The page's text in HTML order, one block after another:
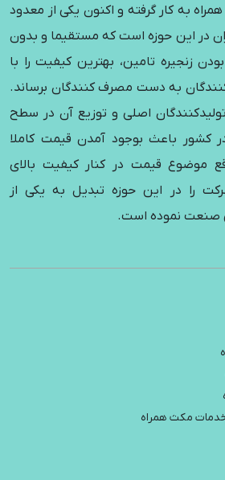
به کار گرفته و اکنون یکی از معدود
این حوزه است که مستقیما و بدون
تامین، بهترین کیفیت را با
به دست مصرف کنندگان برساند.
اصلی و توزیع آن در سطح
باعث بوجود آمدن قیمت کاملا
قیمت در کنار کیفیت بالای
در این حوزه تبدیل به یکی از
نموده است.
مکث همراه